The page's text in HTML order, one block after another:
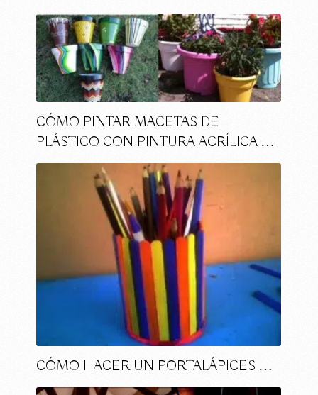
CÓMO PINTAR MACETAS DE
PLÁSTICO CON PINTURA ACRÍLICA …
CÓMO HACER UN PORTALÁPICES …